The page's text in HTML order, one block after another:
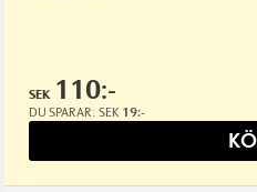
SEK 110:-
DU SPARAR: SEK 19:-